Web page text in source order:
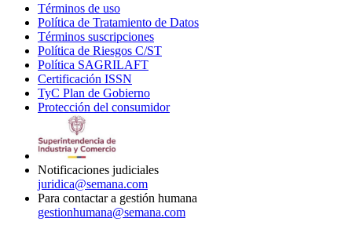
Términos de uso
in
new
window
Política de Tratamiento de Datos
Términos suscripciones
in
Política de Riesgos C/ST
Política SAGRILAFT
new
window
Certificación ISSN
in
new
TyC Plan de Gobierno
in
Protección del consumidorOpens
Notificaciones judiciales
juridica@semana.com
Para contactar a gestión humana
gestionhumana@semana.com